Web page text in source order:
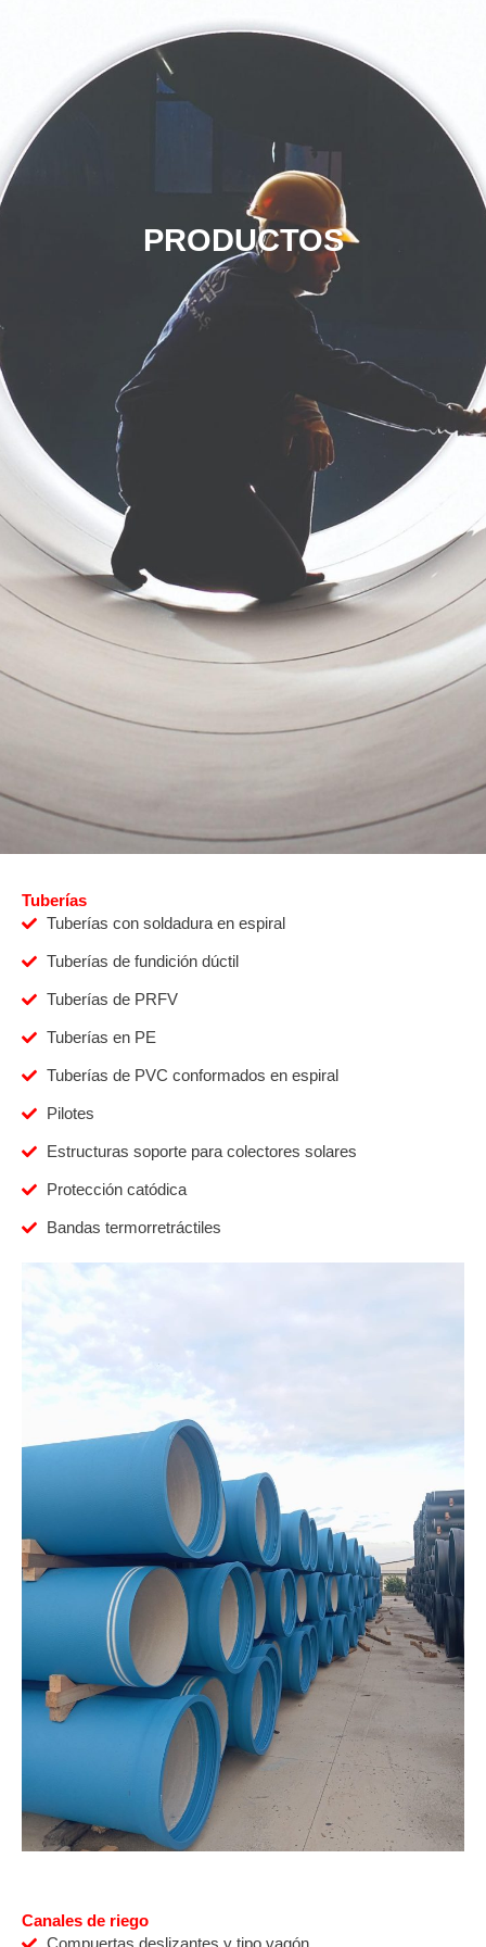
PRODUCTOS
Tuberías
Tuberías con soldadura en espiral
Tuberías de fundición dúctil
Tuberías de PRFV
Tuberías en PE
Tuberías de PVC conformados en espiral
Pilotes
Estructuras soporte para colectores solares
Protección catódica
Bandas termorretráctiles
Canales de riego
Compuertas deslizantes y tipo vagón.